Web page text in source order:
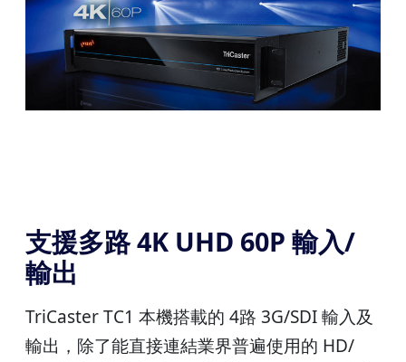
支援多路 4K UHD 60P 輸入/
輸出
TriCaster TC1 本機搭載的 4路 3G/SDI 輸入及
輸出，除了能直接連結業界普遍使用的 HD/